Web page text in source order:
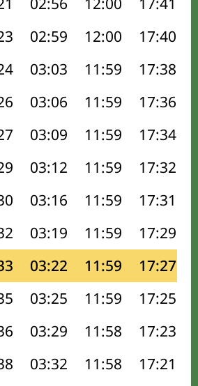
02:59 12:00 17:40
03:03 11:59 17:38
03:06 11:59 17:36
03:09 11:59 17:34
03:12 11:59 17:32
03:16 11:59 17:31
03:19 11:59 17:29
03:22 11:59 17:27
03:25 11:59 17:25
03:29 11:58 17:23
03:32 11:58 17:21